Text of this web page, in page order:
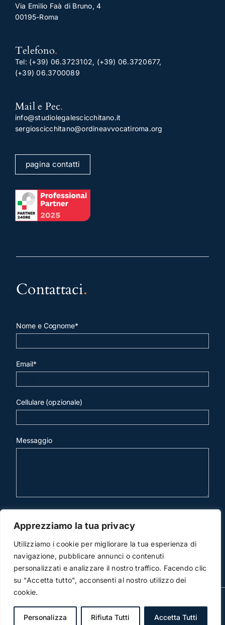
Apprezziamo la tua privacy
Utilizziamo i cookie per migliorare la tua esperienza di
navigazione, pubblicare annunci o contenuti
personalizzati e analizzare il nostro traffico. Facendo clic
su "Accetta tutto", acconsenti al nostro utilizzo dei
cookie.
Personalizza Rifiuta Tutti Accetta Tutti
Via Emilio Faà di Bruno, 4
00195-Roma
Telefono.
Tel: (+39) 06.3723102, (+39) 06.3720677,
(+39) 06.3700089
Mail e Pec.
info@studiolegalescicchitano.it
sergioscicchitano@ordineavvocatiroma.org
pagina contatti
Contattaci.
Nome e Cognome*
Email*
Cellulare (opzionale)
Messaggio
invia mail
© Copyright 2012 -2020 | Studio Legale Scicchitano |
All Rights Reserved | Powered by3DWorks